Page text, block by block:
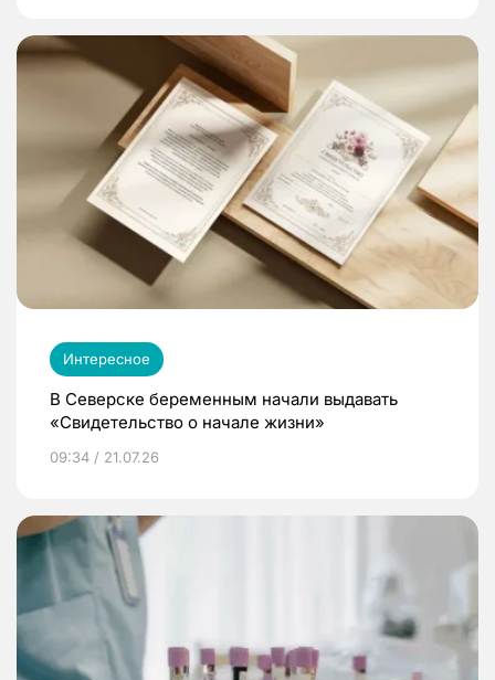
Интересное
В Северске беременным начали выдавать
«Свидетельство о начале жизни»
09:34 / 21.07.26